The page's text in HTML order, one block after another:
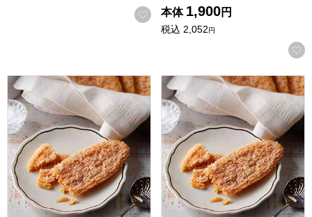
お気に入りに登録する
本体 1,900円
税込 2,052円
ホテルニューオータニ リーフパイ(プレーン7枚入)[L-24]【年
ホテルニューオータニ リー